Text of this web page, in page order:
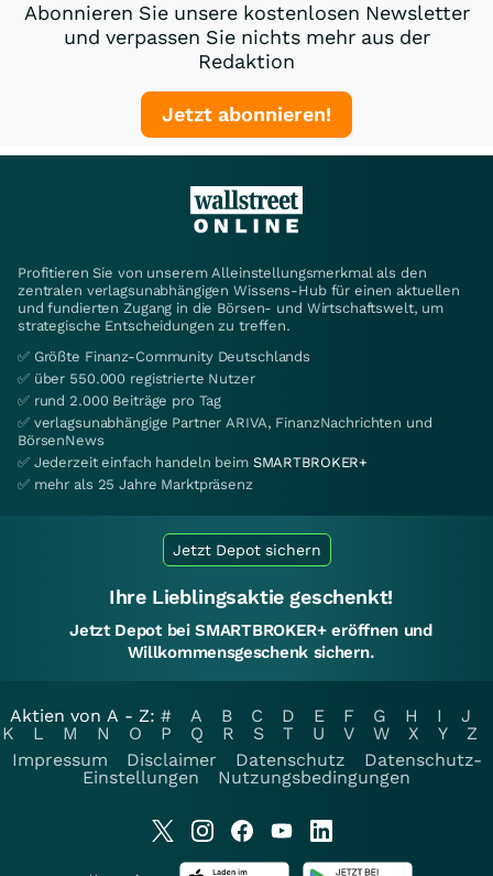
Abonnieren Sie unsere kostenlosen Newsletter
und verpassen Sie nichts mehr aus der
Redaktion
Jetzt abonnieren!
Profitieren Sie von unserem Alleinstellungsmerkmal als den
zentralen verlagsunabhängigen Wissens-Hub für einen aktuellen
und fundierten Zugang in die Börsen- und Wirtschaftswelt, um
strategische Entscheidungen zu treffen.
✅ Größte Finanz-Community Deutschlands
✅ über 550.000 registrierte Nutzer
✅ rund 2.000 Beiträge pro Tag
✅ verlagsunabhängige Partner ARIVA, FinanzNachrichten und
BörsenNews
✅ Jederzeit einfach handeln beim SMARTBROKER+
✅ mehr als 25 Jahre Marktpräsenz
Jetzt Depot sichern
Ihre Lieblingsaktie geschenkt!
Jetzt Depot bei SMARTBROKER+ eröffnen und
Willkommensgeschenk sichern.
Aktien von A - Z: # A B C D E F G H I
J
K
L M N O P Q R S T U V W X Y
Z
Impressum
Disclaimer Datenschutz
Datenschutz-
Einstellungen
Nutzungsbedingungen